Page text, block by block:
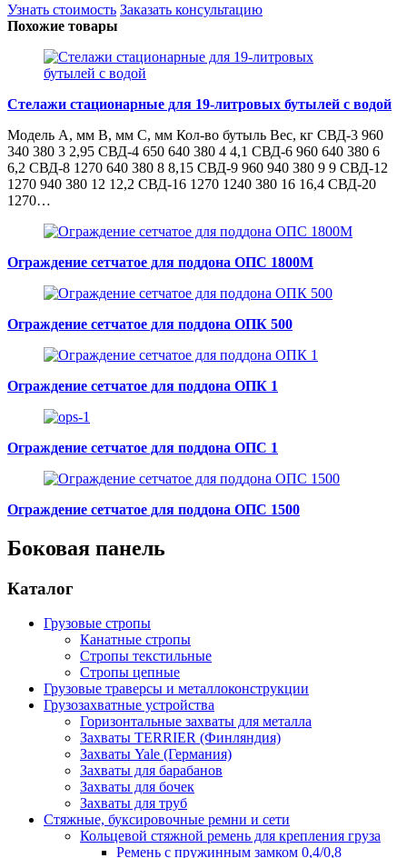
Узнать стоимость Заказать консультацию
Похожие товары
Стелажи стационарные для 19-литровых бутылей с водой
Модель А, мм В, мм С, мм Кол-во бутыль Вес, кг СВД-3 960
340 380 3 2,95 СВД-4 650 640 380 4 4,1 СВД-6 960 640 380 6
6,2 СВД-8 1270 640 380 8 8,15 СВД-9 960 940 380 9 9 СВД-12
1270 940 380 12 12,2 СВД-16 1270 1240 380 16 16,4 СВД-20
1270…
Ограждение сетчатое для поддона ОПС 1800М
Ограждение сетчатое для поддона ОПК 500
Ограждение сетчатое для поддона ОПК 1
Ограждение сетчатое для поддона ОПС 1
Ограждение сетчатое для поддона ОПС 1500
Боковая панель
Каталог
Грузовые стропы
Канатные стропы
Стропы текстильные
Стропы цепные
Грузовые траверсы и металлоконструкции
Грузозахватные устройства
Горизонтальные захваты для металла
Захваты TERRIER (Финляндия)
Захваты Yale (Германия)
Захваты для барабанов
Захваты для бочек
Захваты для труб
Стяжные, буксировочные ремни и сети
Кольцевой стяжной ремень для крепления груза
Ремень с пружинным замком 0,4/0,8